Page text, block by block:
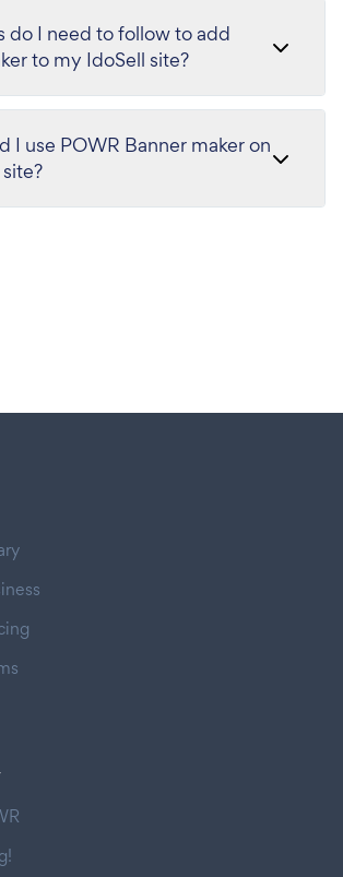
do I need to follow to add
to my IdoSell site?
I use POWR Banner maker on